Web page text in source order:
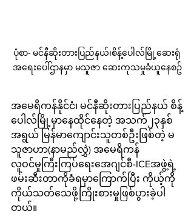
ပုံစာ- မင်နီဆိုးတားပြည်နယ်၊စိန့်ပေါလ်မြို့ဆေးရုံ
အရေးပေါ်ဌာနမှာ မသူဇာ ဆေးကုသမှုခံယူနေစဥ်
အမေရိကန်နိုင်ငံ၊ မင်နီဆိုးတားပြည်နယ် စိန့်
ပေါလ်မြို့မှာနေထိုင်နေတဲ့ အသက်၂၃နှစ်
အရွယ် မြန်မာကျောင်းသူတစ်ဦးဖြစ်တဲ့ မ
သူဇာဟာ(နာမည်လွှဲ) အမေရိကန်
လူဝင်မှုကြီးကြပ်ရေးအေဂျင်စီ-ICEအဖွဲ့ရဲ့
ဖမ်းဆီးတာကိုခံရမှာကြောက်ပြီး ကိုယ့်ကို
ကိုယ်သတ်သေဖို့ကြိုးစားမှုဖြစ်ပွားခဲ့ပါ
တယ်။